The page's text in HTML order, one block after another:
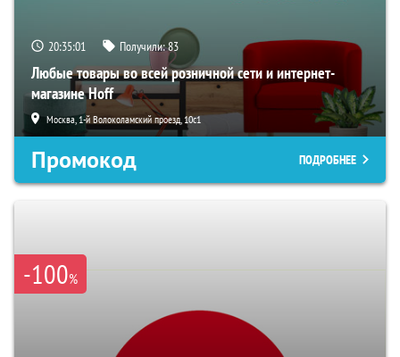
20:35:00 Получили:83
Любые товары во всей розничной сети и интернет-
магазине Hoff
Москва, 1-й Волоколамский проезд, 10с1
Промокод ПОДРОБНЕЕ
-100%